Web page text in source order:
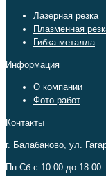
Лазерная резка
Плазменная
Гибка металла
Информация
О компании
Фото работ
Контакты
г. Балабаново, ул.
Пн-Сб c 10:00 до 18:00